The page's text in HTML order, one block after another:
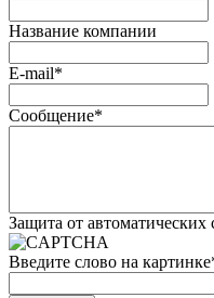
Название компании
E-mail*
Сообщение*
Защита от
Введите слово на картинке